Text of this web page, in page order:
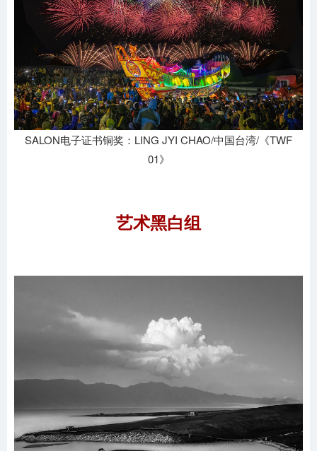
SALON电子证书铜奖：LING JYI CHAO/中国台湾/《TWF
01》
艺术黑白组